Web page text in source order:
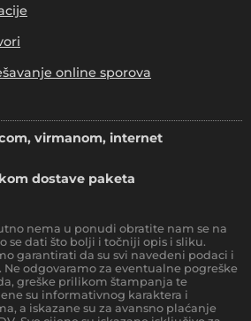
online sporova
virmanom, internet
dostave paketa
nema u ponudi obratite nam se na
se dati što bolji i točniji opis i sliku.
garantirati da su svi navedeni podaci i
odgovaramo za eventualne pogreške
greške prilikom štampanja te
su informativnog karaktera i
a iskazane su za avansno plaćanje